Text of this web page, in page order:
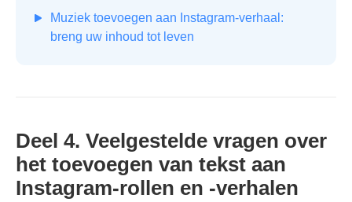
Muziek toevoegen aan Instagram-verhaal:
breng uw inhoud tot leven
Deel 4. Veelgestelde vragen over
het toevoegen van tekst aan
Instagram-rollen en -verhalen